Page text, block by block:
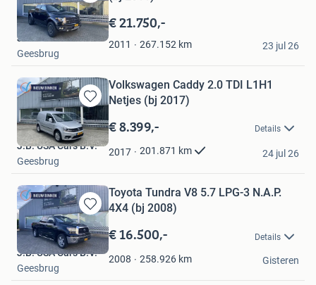
Bewaren
in
Mijn
Favorieten
€ 21.750,-
2011 267.152 km
J.B. USA Cars B.V.
Geesbrug
23 jul 26
Bewaren
in
Mijn
Favorieten
Volkswagen Caddy 2.0 TDI L1H1
Netjes (bj 2017)
€ 8.399,- Details
2017 201.871 km
J.B. USA Cars B.V.
Geesbrug
24 jul 26
Bewaren
in
Mijn
Favorieten
Toyota Tundra V8 5.7 LPG-3 N.A.P.
4X4 (bj 2008)
€ 16.500,- Details
2008 258.926 km
J.B. USA Cars B.V.
Geesbrug
Gisteren